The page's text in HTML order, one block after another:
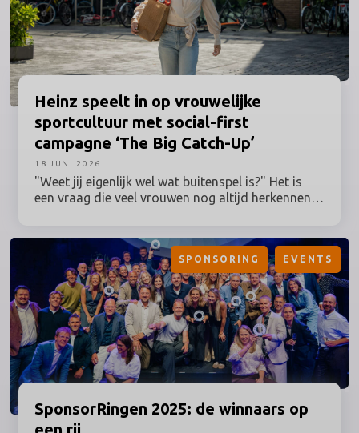
Heinz speelt in op vrouwelijke
sportcultuur met social-first
campagne ‘The Big Catch-Up’
"Weet jij eigenlijk wel wat buitenspel is?" Het is
een vraag die veel vrouwen nog altijd herkennen,
sportmomenten en de activaties daaromheen nog
vaak ontwikkeld vanuit een traditioneel beeld van
de sportfan. Heinz speelt daar deze zomer op in
en zet vrouwelijke sportfans centraal met The Big
Catch-Up: een Nederlandse campagne binnen de
Lost in Love-campagne, ontwikkeld in
samenwerking met women’s sports marketing
agency Branthlete.
18 JUNI 2026
SponsorRingen 2025: de winnaars op
SPONSORING EVENTS